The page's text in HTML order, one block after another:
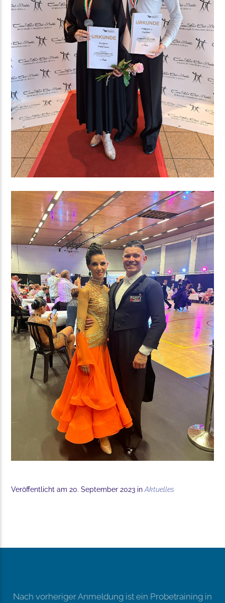
Veröffentlicht am 20. September 2023 inAktuelles
Nach vorheriger Anmeldung ist ein Probetraining in